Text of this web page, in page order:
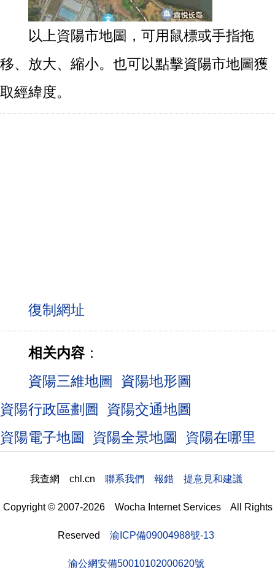
以上資陽市地圖，可用鼠標或手指拖
移、放大、縮小。也可以點擊資陽市地圖獲
取經緯度。
相关内容：
資陽三維地圖
資陽地形圖
資陽行政區劃圖
資陽交通地圖
資陽電子地圖
資陽全景地圖 資陽在哪里
我查網 chl.cn 聯系我們 報錯 提意見和建議
Copyright © 2007-2026 Wocha Internet Services All Rights
Reserved 渝ICP備09004988號-13
渝公網安備50010102000620號